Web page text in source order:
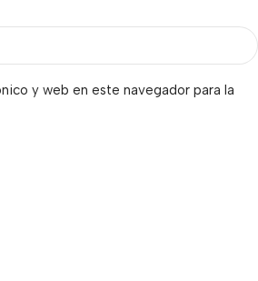
y web en este navegador para la